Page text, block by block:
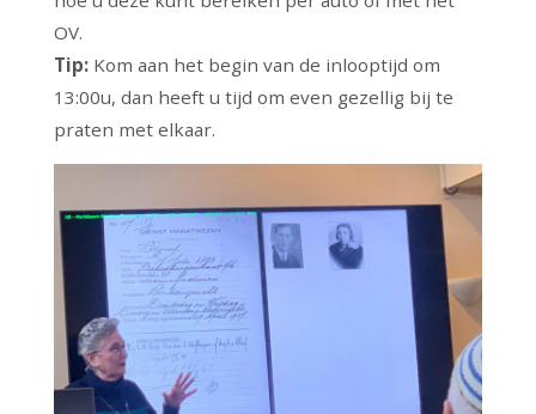
OV.
Tip:Kom aan het begin van de inlooptijd om
13:00u, dan heeft u tijd om even gezellig bij te
praten met elkaar.